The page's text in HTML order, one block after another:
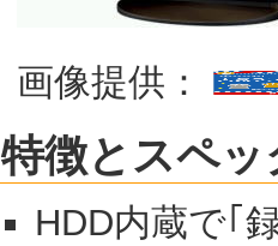
画像提供：
特徴とスペッ
HDD内蔵で｢